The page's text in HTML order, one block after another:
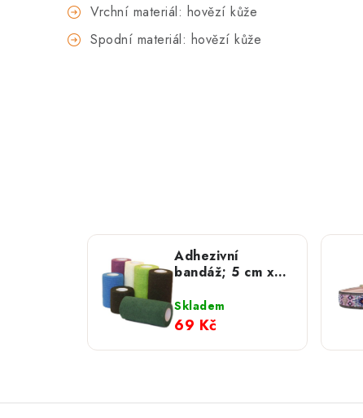
Vrchní materiál: hovězí kůže
Spodní materiál: hovězí kůže
Adhezivní
bandáž; 5 cm x
Skladem
69 Kč